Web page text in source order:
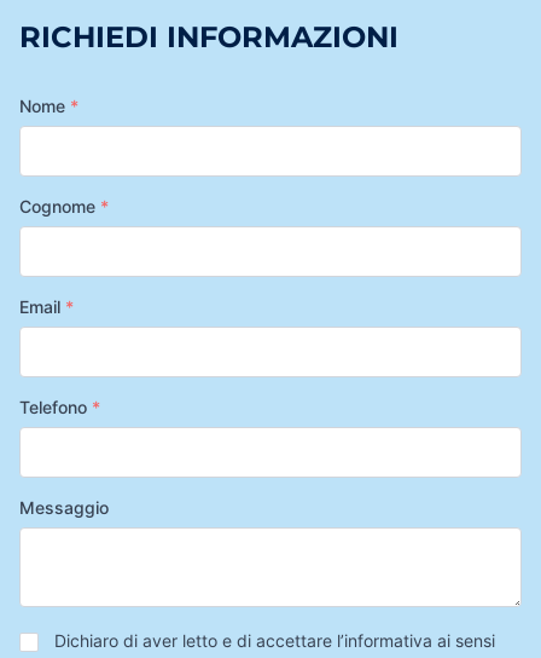
RICHIEDI INFORMAZIONI
Nome *
Cognome *
Email *
Telefono *
Messaggio
Privacy*
Dichiaro di aver letto e di accettare l’informativa ai sensi